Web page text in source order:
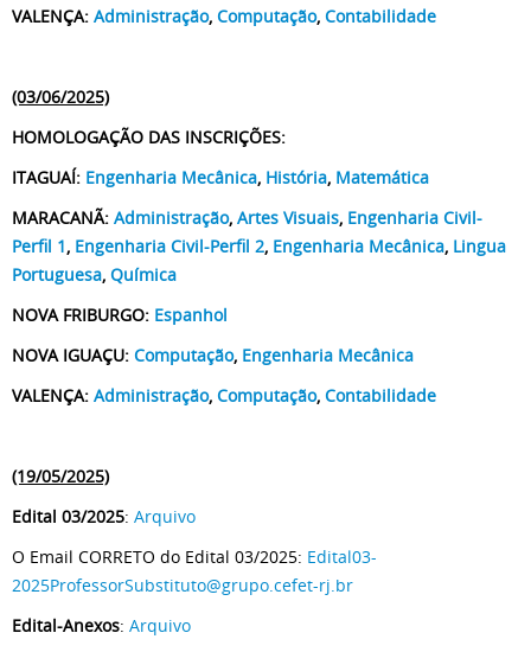
VALENÇA: Administração, Computação, Contabilidade
(03/06/2025)
HOMOLOGAÇÃO DAS INSCRIÇÕES:
ITAGUAÍ: Engenharia Mecânica, História, Matemática
MARACANÃ: Administração, Artes Visuais, Engenharia Civil-
Perfil 1, Engenharia Civil-Perfil 2, Engenharia Mecânica, Lingua
Portuguesa, Química
NOVA FRIBURGO: Espanhol
NOVA IGUAÇU: Computação, Engenharia Mecânica
VALENÇA: Administração, Computação, Contabilidade
(19/05/2025)
Edital 03/2025: Arquivo
O Email CORRETO do Edital 03/2025: Edital03-
2025ProfessorSubstituto@grupo.cefet-rj.br
Edital-Anexos: Arquivo